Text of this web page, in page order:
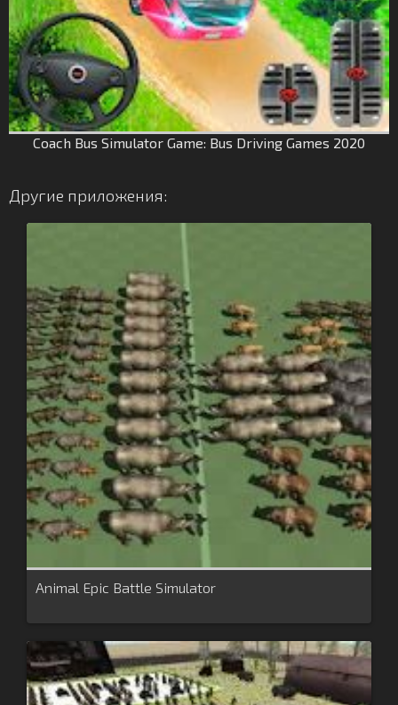
Coach Bus Simulator Game: Bus Driving Games 2020
Другие приложения:
Animal Epic Battle Simulator